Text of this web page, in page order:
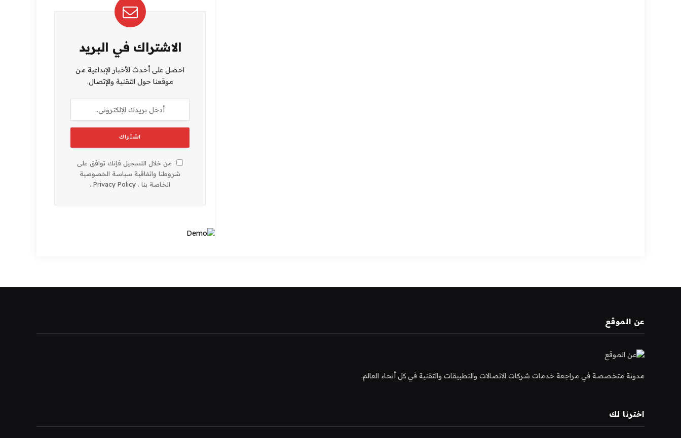
الاشتراك في البريد
احصل على أحدث الأخبار الإبداعية من
موقعنا حول التقنية والإتصال.
من خلال التسجيل فإنك توافق على
شروطنا واتفاقية سياسة الخصوصية
الخاصة بنا . Privacy Policy
.
عن الموقع
مدونة متخصصة في مراجعة خدمات شركات الاتصالات والتطبيقات والتقنية في كل أنحاء العالم.
اخترنا لك